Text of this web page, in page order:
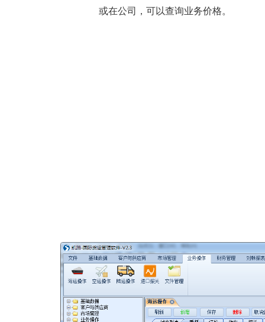
或在公司，可以查询业务价格。